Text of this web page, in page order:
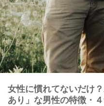
女性に慣れてないだけ
あり」な男性の特徴・